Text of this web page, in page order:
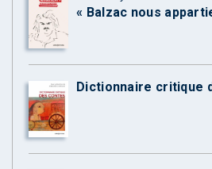
« Balzac nous
Dictionnaire critique